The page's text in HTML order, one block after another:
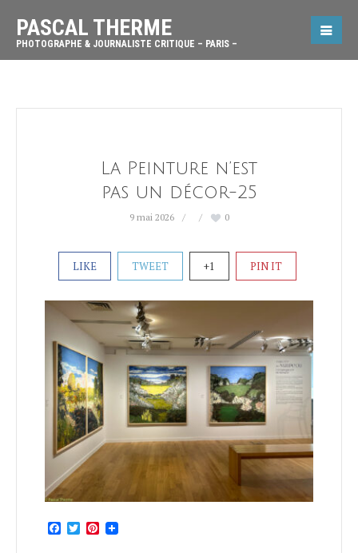
PASCAL THERME
PHOTOGRAPHE & JOURNALISTE CRITIQUE – PARIS –
La Peinture n’est
pas un décor-25
9 mai 2026 0
LIKE TWEET +1 PIN IT
Facebook
TwitterPinterest